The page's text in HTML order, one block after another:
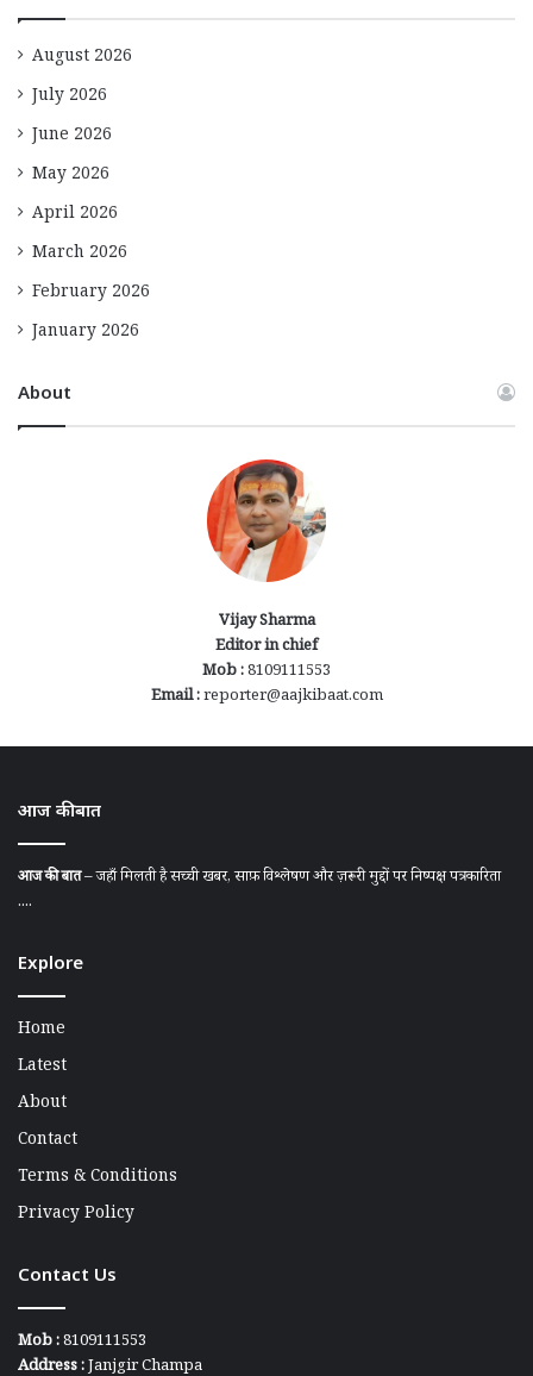
August 2026
July 2026
June 2026
May 2026
April 2026
March 2026
February 2026
January 2026
About
Vijay Sharma
Editor in chief
Mob :8109111553
Email :reporter@aajkibaat.com
आज की बात
आज की बात– जहाँ मिलती है सच्ची खबर, साफ़ विश्लेषण और ज़रूरी मुद्दों पर निष्पक्ष पत्रकारिता
....
Explore
Home
Latest
About
Contact
Terms & Conditions
Privacy Policy
Contact Us
Mob :8109111553
Address :Janjgir Champa